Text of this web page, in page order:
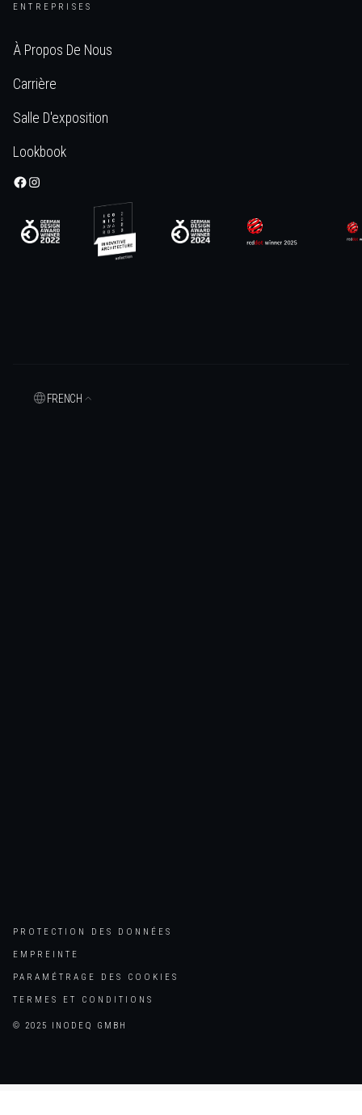
ENTREPRISES
À Propos De Nous
Carrière
Salle D'exposition
Lookbook
FRENCH
PROTECTION DES DONNÉES
EMPREINTE
PARAMÉTRAGE DES COOKIES
TERMES ET CONDITIONS
© 2025 INODEQ GMBH